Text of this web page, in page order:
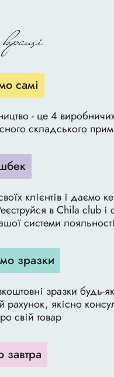
самі
- це 4 виробничих
складського
клієнтів і даємо
в Chila club і
системи
зразки
зразки будь-
рахунок, якісно
свій товар
завтра